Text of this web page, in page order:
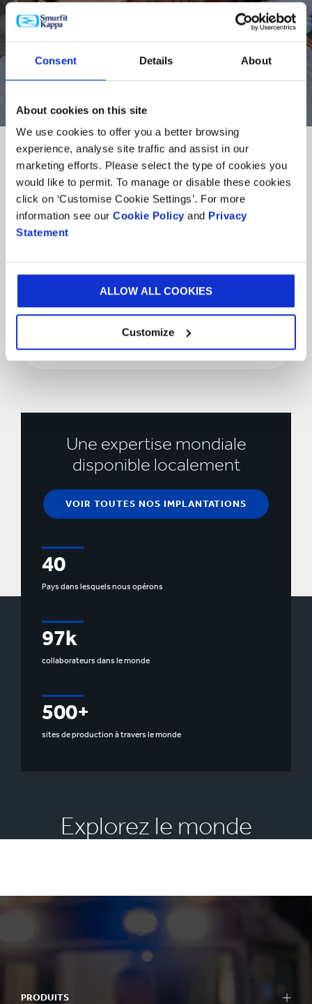
Consent Details About
About cookies on this site
We use cookies to offer you a better browsing
experience, analyse site traffic and assist in our
marketing efforts. Please select the type of cookies you
would like to permit. To manage or disable these cookies
click on ‘Customise Cookie Settings’. For more
information see our Cookie Policy and Privacy
Statement
ALLOW ALL COOKIES
Customize
Découvrez comment nous construisons un
avenir durable dans nos communautés
Produits
&
Services
Produits & Services
Secteurs
Pays
Une expertise mondiale
disponible localement
VOIR TOUTES NOS IMPLANTATIONS
40
Pays dans lesquels nous opérons
97k
collaborateurs dans le monde
500+
sites de production à travers le monde
Explorez le monde
PRODUITS